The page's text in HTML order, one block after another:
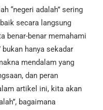
“negeri adalah” sering
secara langsung
benar-benar memahami
bukan hanya sekadar
mendalam yang
dan peran
artikel ini, kita akan
bagaimana